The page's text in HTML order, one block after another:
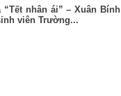
“Tết nhân ái” – Xuân Bính
viên Trường...